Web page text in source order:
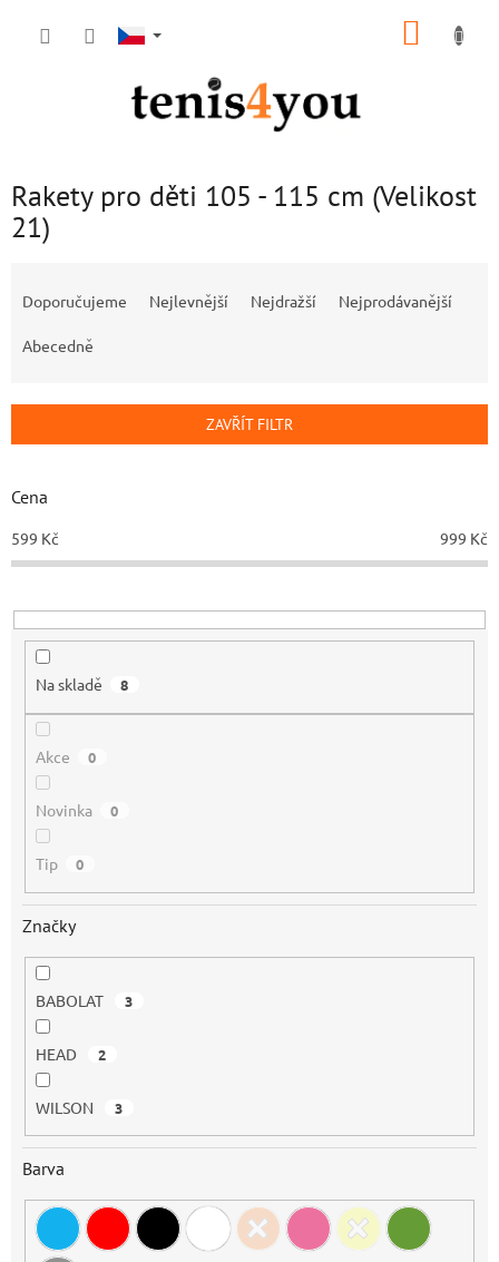
Rakety pro děti 105 - 115 cm (Velikost
21)
r
d
k
t
Doporučujeme Nejlevnější Nejdražší Nejprodávanější
Abecedně
ZAVŘÍT FILTR
Cena
599 Kč 999 Kč
Na skladě 8
Akce 0
Novinka 0
Tip 0
Značky
BABOLAT 3
HEAD 2
WILSON 3
Barva